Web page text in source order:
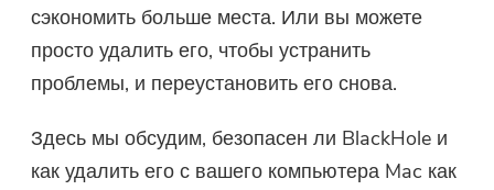
Бесплатный PDF Compressor
сэкономить больше места. Или вы можете
просто удалить его, чтобы устранить
проблемы, и переустановить его снова.
Здесь мы обсудим, безопасен ли BlackHole и
как удалить его с вашего компьютера Mac как